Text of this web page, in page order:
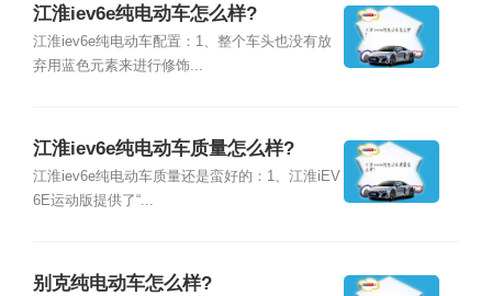
江淮iev6e纯电动车怎么样?
江淮iev6e纯电动车配置：1、整个车头也没有放
弃用蓝色元素来进行修饰...
江淮iev6e纯电动车质量怎么样?
江淮iev6e纯电动车质量还是蛮好的：1、江淮iEV
6E运动版提供了“...
别克纯电动车怎么样?